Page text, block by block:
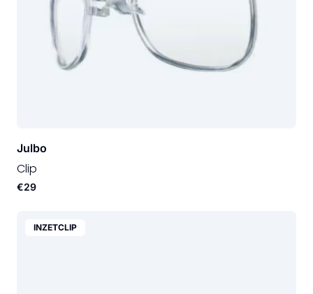
Julbo
Clip
€29
INZETCLIP